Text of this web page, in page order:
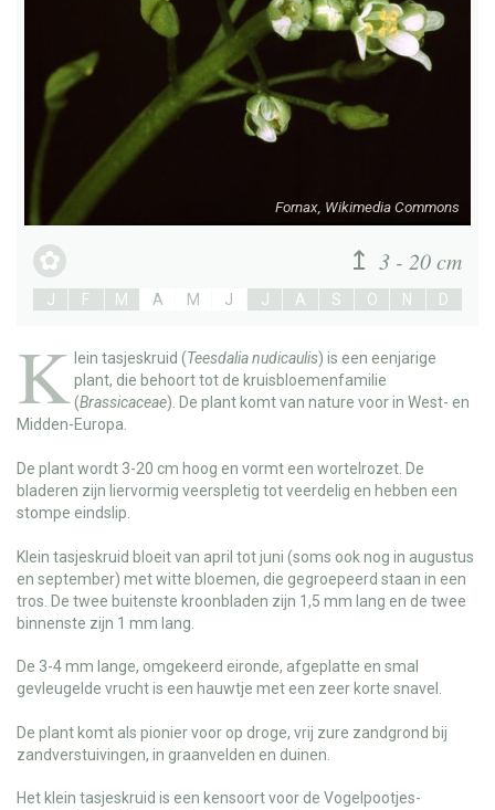
Fornax, Wikimedia Commons
3 - 20 cm
J F M A M J J A S O N D
K lein tasjeskruid (Teesdalia nudicaulis) is een eenjarige
plant, die behoort tot de kruisbloemenfamilie
(Brassicaceae). De plant komt van nature voor in West- en
Midden-Europa.
De plant wordt 3-20 cm hoog en vormt een wortelrozet. De
bladeren zijn liervormig veerspletig tot veerdelig en hebben een
stompe eindslip.
Klein tasjeskruid bloeit van april tot juni (soms ook nog in augustus
en september) met witte bloemen, die gegroepeerd staan in een
tros. De twee buitenste kroonbladen zijn 1,5 mm lang en de twee
binnenste zijn 1 mm lang.
De 3-4 mm lange, omgekeerd eironde, afgeplatte en smal
gevleugelde vrucht is een hauwtje met een zeer korte snavel.
De plant komt als pionier voor op droge, vrij zure zandgrond bij
zandverstuivingen, in graanvelden en duinen.
Het klein tasjeskruid is een kensoort voor de Vogelpootjes-